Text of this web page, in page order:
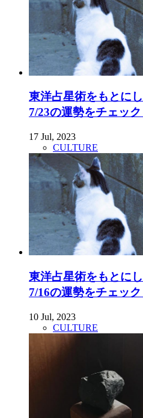
東洋占星術をもとに
7/23の運勢をチェック
17 Jul, 2023
CULTURE
東洋占星術をもとに
7/16の運勢をチェック
10 Jul, 2023
CULTURE